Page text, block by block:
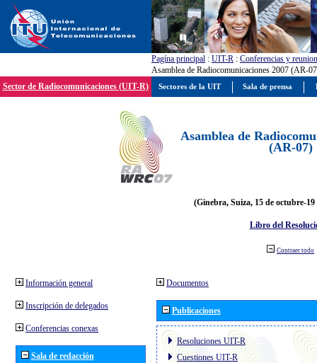
Pagína principal : UIT-R : Conferencias y
Asamblea de Radiocomunicaciones 2007 (AR-
Sector de Radiocomunicaciones (UIT-R)
Asamblea de
(AR-07)
(Ginebra, Suiza, 15 de octubre-19
Libro del
Contraer todo
Información general
Inscripción de delegados
Conferencias conexas
Sala de redacción
Documentos
Publicaciones
Resoluciones UIT-R
Cuestiones UIT-R
Sectores de la UIT Sala de prensa